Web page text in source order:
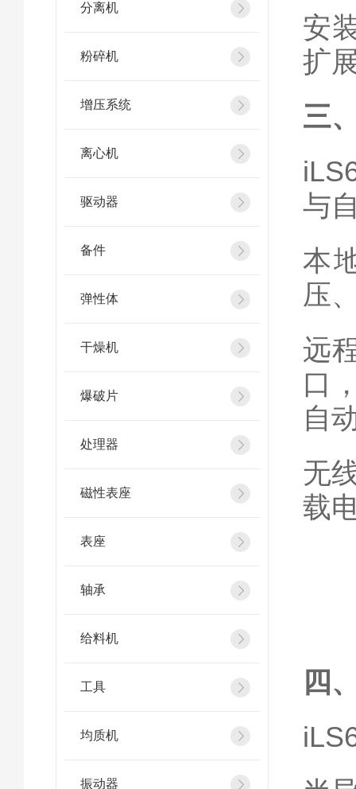
分离机
粉碎机
增压系统
离心机
驱动器
备件
弹性体
干燥机
爆破片
处理器
磁性表座
表座
轴承
给料机
工具
均质机
振动器
安
扩
三
与
本
压
远
口
自
无
载
四